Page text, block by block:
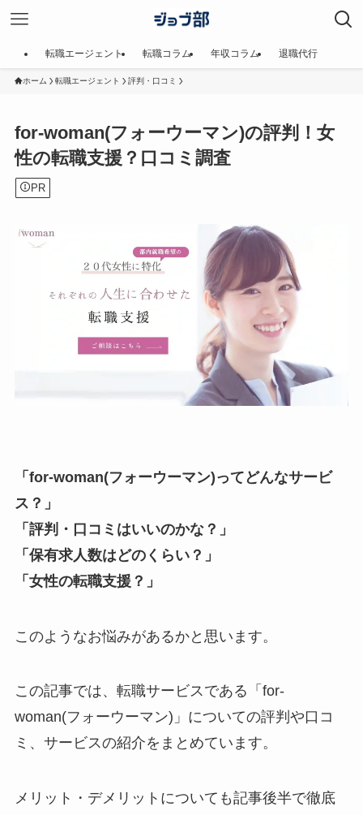
転職エージェント 転職コラム 年収コラム 退職代行
ホーム 転職エージェント 評判・口コミ
for-woman(フォーウーマン)の評判！女
性の転職支援？口コミ調査
PR
「for-woman(フォーウーマン)ってどんなサービ
ス？」
「評判・口コミはいいのかな？」
「保有求人数はどのくらい？」
「女性の転職支援？」
このようなお悩みがあるかと思います。
この記事では、転職サービスである「for-
woman(フォーウーマン)」についての評判や口コ
ミ、サービスの紹介をまとめています。
メリット・デメリットについても記事後半で徹底